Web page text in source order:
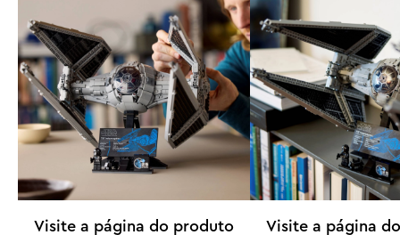
Visite a página do produto Visite a página